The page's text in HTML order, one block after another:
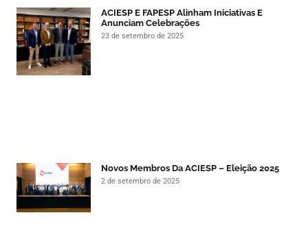
ACIESP E FAPESP Alinham Iniciativas E
Anunciam Celebrações
23 de setembro de 2025
Novos Membros Da ACIESP – Eleição 2025
2 de setembro de 2025